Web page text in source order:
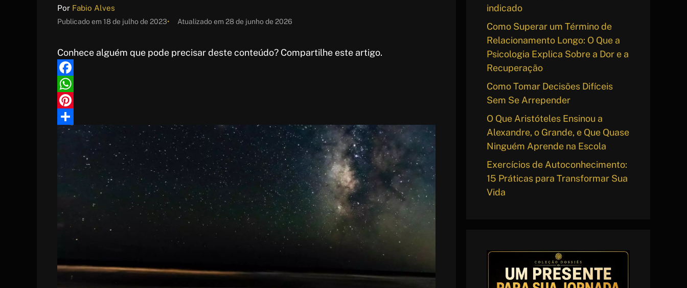
Por Fabio Alves
Publicado em 18 de julho de 2023 Atualizado em 28 de junho de 2026
Conhece alguém que pode precisar deste conteúdo? Compartilhe este artigo.
F
a
c
e
W
h
a
p
P
e
S
indicado
Como Superar um Término de
Relacionamento Longo: O Que a
Psicologia Explica Sobre a Dor e a
Recuperação
Como Tomar Decisões Difíceis
Sem Se Arrepender
O Que Aristóteles Ensinou a
Alexandre, o Grande, e Que Quase
Ninguém Aprende na Escola
Exercícios de Autoconhecimento:
15 Práticas para Transformar Sua
Vida